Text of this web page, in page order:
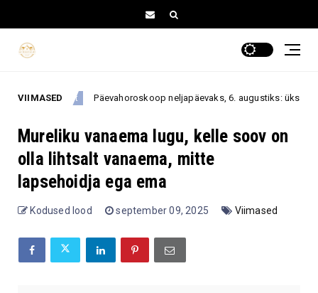
VIIMASEDPäevahoroskoop neljapäevaks, 6. augustiks: üks rahulik otsus
Mureliku vanaema lugu, kelle soov on
olla lihtsalt vanaema, mitte
lapsehoidja ega ema
Kodused lood september 09, 2025 Viimased